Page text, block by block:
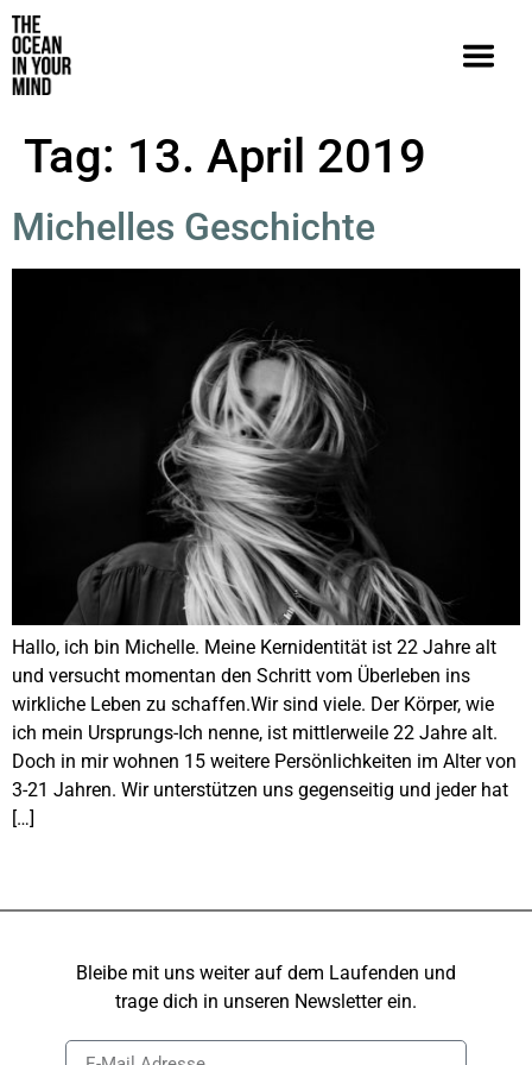
Tag: 13. April 2019
Michelles Geschichte
Hallo, ich bin Michelle. Meine Kernidentität ist 22 Jahre alt
und versucht momentan den Schritt vom Überleben ins
wirkliche Leben zu schaffen.Wir sind viele. Der Körper, wie
ich mein Ursprungs-Ich nenne, ist mittlerweile 22 Jahre alt.
Doch in mir wohnen 15 weitere Persönlichkeiten im Alter von
3-21 Jahren. Wir unterstützen uns gegenseitig und jeder hat
[…]
Bleibe mit uns weiter auf dem Laufenden und
trage dich in unseren Newsletter ein.